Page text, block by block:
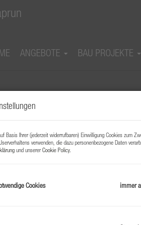
ANGEBOTE BAU PROJEKTE
Dachgeschoßwohnung
Basis Ihrer (jederzeit widerrufbaren) Einwilligung Cookies zum
verwenden, die dazu personenbezogene Daten
und unsererCookie Policy.
Cookies immer